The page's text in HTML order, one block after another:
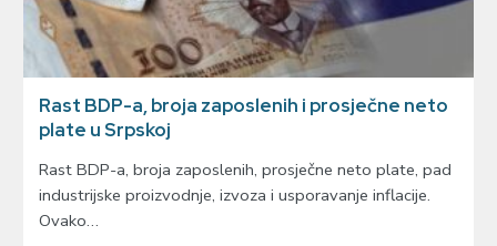
Rast BDP-a, broja zaposlenih i prosječne neto
plate u Srpskoj
Rast BDP-a, broja zaposlenih, prosječne neto plate, pad
industrijske proizvodnje, izvoza i usporavanje inflacije.
Ovako…